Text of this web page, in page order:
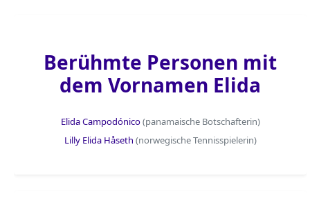
Berühmte Personen mit
dem Vornamen Elida
Elida Campodónico(panamaische Botschafterin)
Lilly Elida Håseth (norwegische Tennisspielerin)